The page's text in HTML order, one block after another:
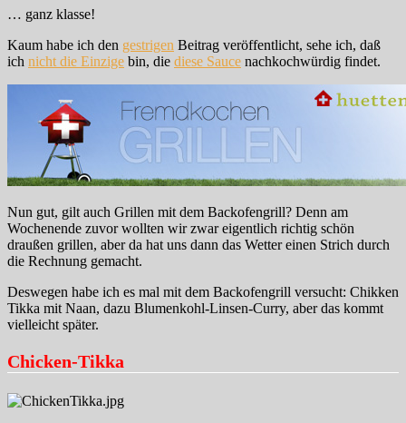
… ganz klasse!
Kaum habe ich den gestrigen Beitrag veröffentlicht, sehe ich, daß
ich nicht die Einzige bin, die diese Sauce nachkochwürdig findet.
Nun gut, gilt auch Grillen mit dem Backofengrill? Denn am
Wochenende zuvor wollten wir zwar eigentlich richtig schön
draußen grillen, aber da hat uns dann das Wetter einen Strich durch
die Rechnung gemacht.
Deswegen habe ich es mal mit dem Backofengrill versucht: Chikken
Tikka mit Naan, dazu Blumenkohl-Linsen-Curry, aber das kommt
vielleicht später.
Chicken-Tikka